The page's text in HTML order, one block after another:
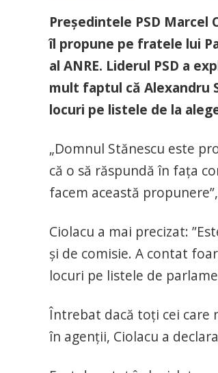
Preşedintele PSD Marcel
îl propune pe fratele lui
al ANRE. Liderul PSD a
mult faptul că Alexandru
locuri pe listele de la
„Domnul Stănescu este
că o să răspundă în faţa
facem această
Ciolacu a mai precizat:
şi de comisie. A contat
locuri pe listele de
Întrebat dacă toţi cei care
în agenţii, Ciolacu a